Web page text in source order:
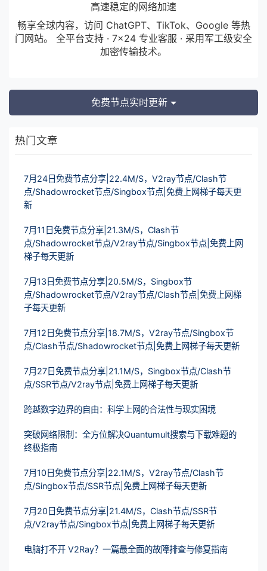
高速稳定的网络加速
畅享全球内容，访问 ChatGPT、TikTok、Google 等热
门网站。 全平台支持 · 7×24 专业客服 · 采用军工级安全
加密传输技术。
免费节点实时更新
热门文章
7月24日免费节点分享|22.4M/S，V2ray节点/Clash节
点/Shadowrocket节点/Singbox节点|免费上网梯子每天更
新
7月11日免费节点分享|21.3M/S，Clash节
点/Shadowrocket节点/V2ray节点/Singbox节点|免费上网
梯子每天更新
7月13日免费节点分享|20.5M/S，Singbox节
点/Shadowrocket节点/V2ray节点/Clash节点|免费上网梯
子每天更新
7月12日免费节点分享|18.7M/S，V2ray节点/Singbox节
点/Clash节点/Shadowrocket节点|免费上网梯子每天更新
7月27日免费节点分享|21.1M/S，Singbox节点/Clash节
点/SSR节点/V2ray节点|免费上网梯子每天更新
跨越数字边界的自由：科学上网的合法性与现实困境
突破网络限制：全方位解决Quantumult搜索与下载难题的
终极指南
7月10日免费节点分享|22.1M/S，V2ray节点/Clash节
点/Singbox节点/SSR节点|免费上网梯子每天更新
7月20日免费节点分享|21.4M/S，Clash节点/SSR节
点/V2ray节点/Singbox节点|免费上网梯子每天更新
电脑打不开 V2Ray？一篇最全面的故障排查与修复指南